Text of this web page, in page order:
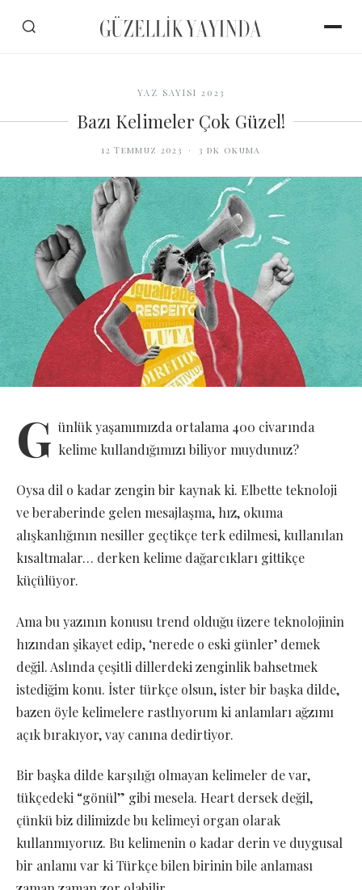
YAZ SAYISI 2023
Bazı Kelimeler Çok Güzel!
12 Temmuz 2023 ·3 dk okuma
G ünlük yaşamımızda ortalama 400 civarında
kelime kullandığımızı biliyor muydunuz?
Oysa dil o kadar zengin bir kaynak ki. Elbette teknoloji
ve beraberinde gelen mesajlaşma, hız, okuma
alışkanlığının nesiller geçtikçe terk edilmesi, kullanılan
kısaltmalar… derken kelime dağarcıkları gittikçe
küçülüyor.
Ama bu yazının konusu trend olduğu üzere teknolojinin
hızından şikayet edip, ‘nerede o eski günler’ demek
değil. Aslında çeşitli dillerdeki zenginlik bahsetmek
istediğim konu. İster türkçe olsun, ister bir başka dilde,
bazen öyle kelimelere rastlıyorum ki anlamları ağzımı
açık bırakıyor, vay canına dedirtiyor.
Bir başka dilde karşılığı olmayan kelimeler de var,
tükçedeki “gönül” gibi mesela. Heart dersek değil,
çünkü biz dilimizde bu kelimeyi organ olarak
kullanmıyoruz. Bu kelimenin o kadar derin ve duygusal
bir anlamı var ki Türkçe bilen birinin bile anlaması